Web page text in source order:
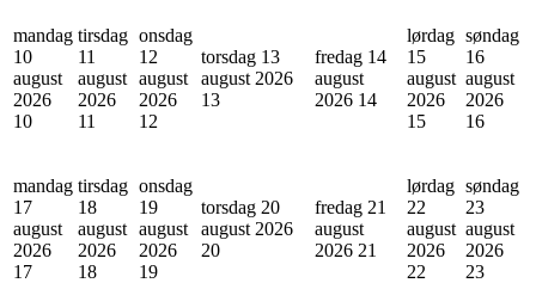
mandag
10
august
2026
10
tirsdag
11
august
2026
11
onsdag
12
august
2026
12
torsdag 13
august 2026
13
fredag 14
august
2026 14
lørdag
15
august
2026
15
søndag
16
august
2026
16
mandag
17
august
2026
17
tirsdag
18
august
2026
18
onsdag
19
august
2026
19
torsdag 20
august 2026
20
fredag 21
august
2026 21
lørdag
22
august
2026
22
søndag
23
august
2026
23